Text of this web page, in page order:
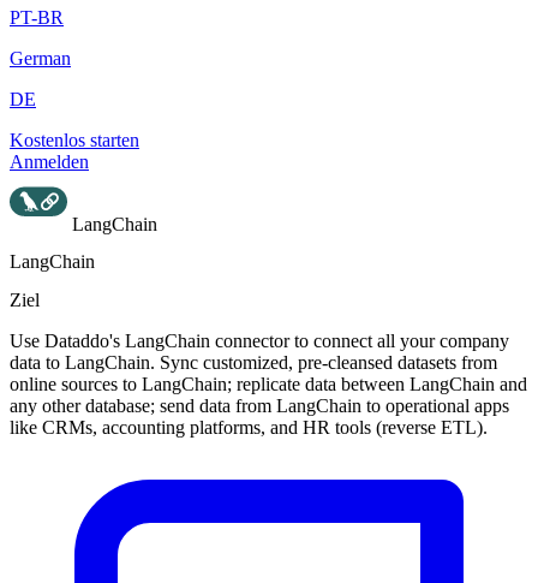
PT-BR
German
DE
Kostenlos starten
Anmelden
LangChain
LangChain
Ziel
Use Dataddo's LangChain connector to connect all your company
data to LangChain. Sync customized, pre-cleansed datasets from
online sources to LangChain; replicate data between LangChain and
any other database; send data from LangChain to operational apps
like CRMs, accounting platforms, and HR tools (reverse ETL).